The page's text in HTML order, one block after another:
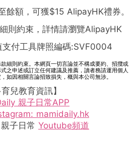
餘額，可獲$15 AlipayHK禮券。
則約束，詳情請瀏覽AlipayHK
付工具牌照編碼:SVF0004
細則約束。本網頁一切言論並不構成要約、招攬或
之申述或訂立任何建議及推薦，讀者務請運用個人
如因相關言論招致損失，概與本公司無涉。
兒教育資訊】
親子日常APP
mamidaily.hk
子日常 Youtube頻道